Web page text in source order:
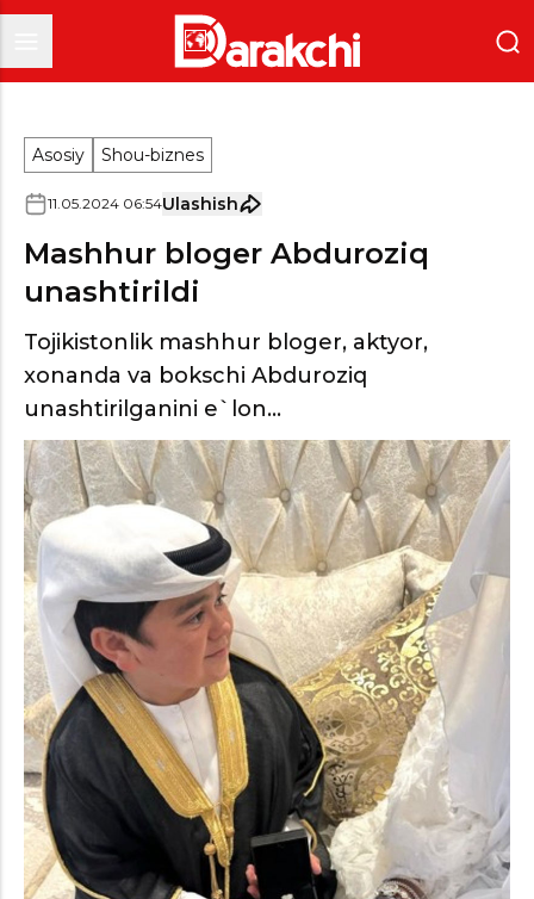
Asosiy Shou-biznes
11.05.2024 06:54Ulashish
Mashhur bloger Abduroziq
unashtirildi
Tojikistonlik mashhur bloger, aktyor,
xonanda va bokschi Abduroziq
unashtirilganini e`lon...